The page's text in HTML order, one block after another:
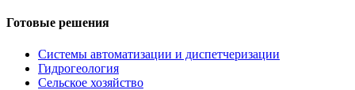
Готовые решения
Системы автоматизации и диспетчеризации
Гидрогеология
Сельское хозяйство